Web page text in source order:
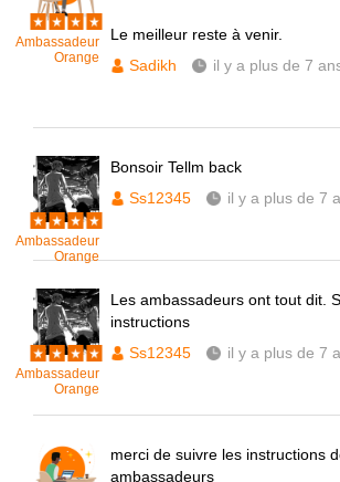
Ambassadeur
Orange
Le meilleur reste à venir.
Sadikh
il y a plus de 7
Ambassadeur
Orange
Bonsoir Tellm back
Ss12345
il y a plus de 7
Ambassadeur
Orange
Les ambassadeurs ont tout dit.
instructions
Ss12345
il y a plus de 7
merci de suivre les instructions
ambassadeurs